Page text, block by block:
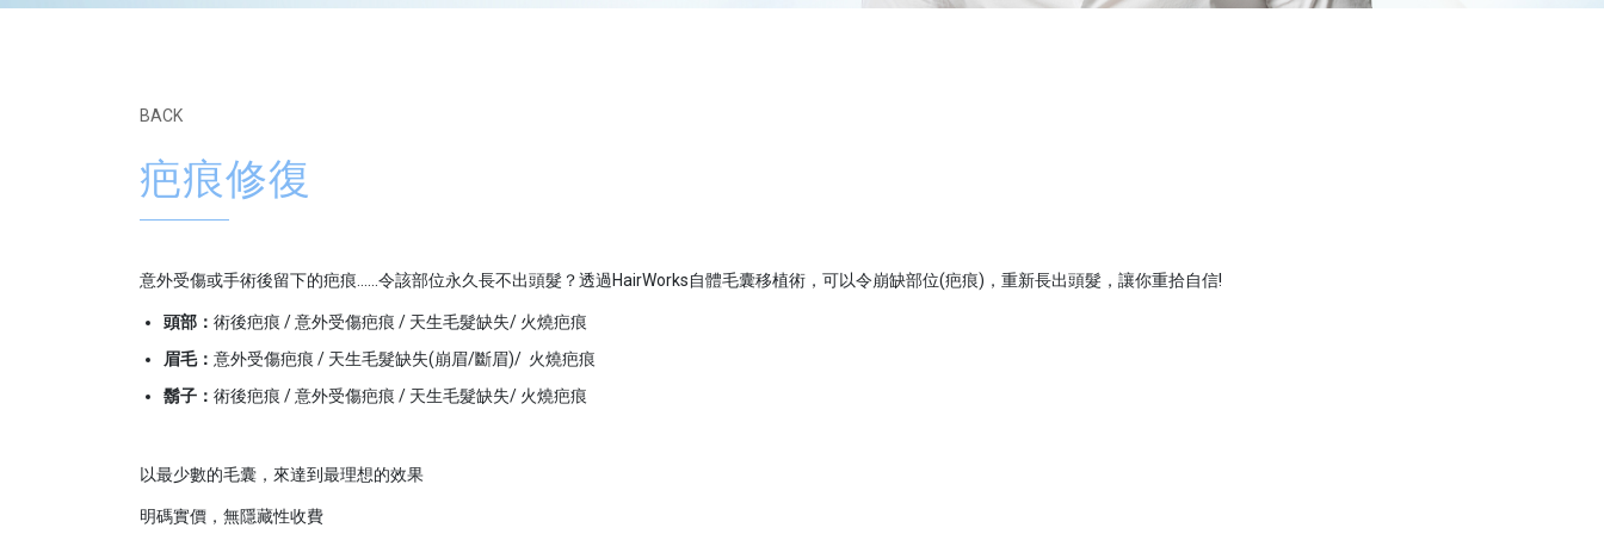
BACK
疤痕修復
意外受傷或手術後留下的疤痕......令該部位永久長不出頭髮？透過HairWorks自體毛囊移植術，可以令崩缺部位(疤痕)，重新長出頭髮，讓你重拾自信!
頭部： 術後疤痕 / 意外受傷疤痕 / 天生毛髮缺失/ 火燒疤痕
眉毛： 意外受傷疤痕 / 天生毛髮缺失(崩眉/斷眉)/ 火燒疤痕
鬍子： 術後疤痕 / 意外受傷疤痕 / 天生毛髮缺失/ 火燒疤痕
以最少數的毛囊，來達到最理想的效果
明碼實價，無隱藏性收費